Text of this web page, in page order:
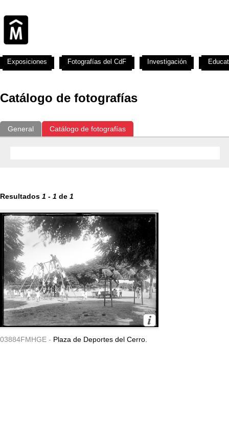
Catálogo de fotografías
General Catálogo de fotografías
Resultados 1 - 1 de 1
03884FMHGE - Plaza de Deportes del Cerro.
Exposiciones Fotografías del CdF Investigación